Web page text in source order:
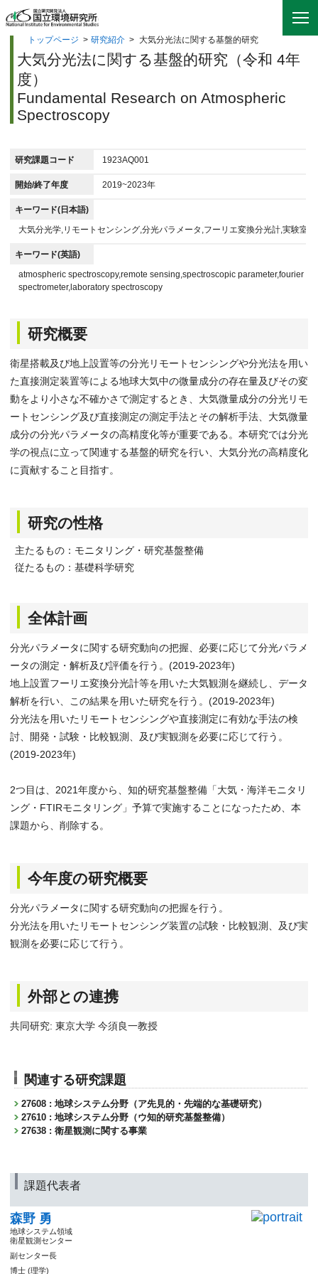
トップページ > 研究紹介 > 大気分光法に関する基盤的研究
大気分光法に関する基盤的研究（令和 4年
度）
Fundamental Research on Atmospheric
Spectroscopy
研究課題コード 1923AQ001
開始/終了年度 2019~2023年
キーワード(日本語)
大気分光学,リモートセンシング,分光パラメータ,フーリエ変換分光計,実験室
キーワード(英語)
atmospheric spectroscopy,remote sensing,spectroscopic parameter,fourier
spectrometer,laboratory spectroscopy
研究概要
衛星搭載及び地上設置等の分光リモートセンシングや分光法を用い
た直接測定装置等による地球大気中の微量成分の存在量及びその変
動をより小さな不確かさで測定するとき、大気微量成分の分光リモ
ートセンシング及び直接測定の測定手法とその解析手法、大気微量
成分の分光パラメータの高精度化等が重要である。本研究では分光
学の視点に立って関連する基盤的研究を行い、大気分光の高精度化
に貢献すること目指す。
研究の性格
主たるもの：モニタリング・研究基盤整備
従たるもの：基礎科学研究
全体計画
分光パラメータに関する研究動向の把握、必要に応じて分光パラメ
ータの測定・解析及び評価を行う。(2019-2023年)
地上設置フーリエ変換分光計等を用いた大気観測を継続し、データ
解析を行い、この結果を用いた研究を行う。(2019-2023年)
分光法を用いたリモートセンシングや直接測定に有効な手法の検
討、開発・試験・比較観測、及び実観測を必要に応じて行う。
(2019-2023年)
2つ目は、2021年度から、知的研究基盤整備「大気・海洋モニタリ
ング・FTIRモニタリング」予算で実施することになったため、本
課題から、削除する。
今年度の研究概要
分光パラメータに関する研究動向の把握を行う。
分光法を用いたリモートセンシング装置の試験・比較観測、及び実
観測を必要に応じて行う。
外部との連携
共同研究: 東京大学 今須良一教授
関連する研究課題
27608 : 地球システム分野（ア先見的・先端的な基礎研究）
27610 : 地球システム分野（ウ知的研究基盤整備）
27638 : 衛星観測に関する事業
課題代表者
森野 勇
地球システム領域
衛星観測センター
副センター長
博士 (理学)